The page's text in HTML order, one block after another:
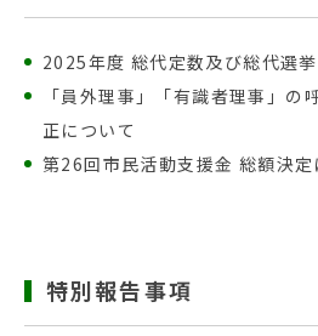
2025年度 総代定数及び総代選
「員外理事」「有識者理事」の
正について
第26回市民活動支援金 総額決定
特別報告事項